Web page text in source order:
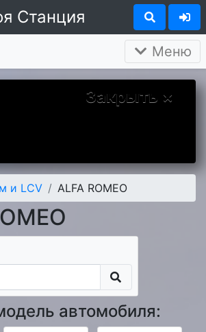
Станция
Меню
Закрыть ×
впервые? Надеемся Вам
и LCV ALFA ROMEO
автомобиля: